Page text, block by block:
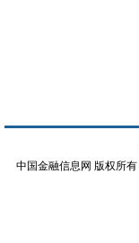
中国金融信息网 版权所有